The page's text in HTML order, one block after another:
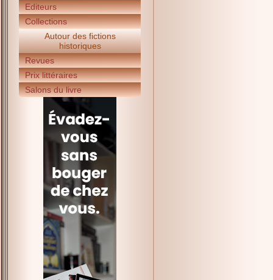
Editeurs
Collections
Autour des fictions
historiques
Revues
Prix littéraires
Salons du livre